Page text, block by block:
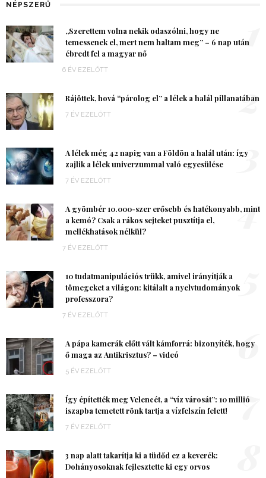
NÉPSZERŰ
„Szerettem volna nekik odaszólni, hogy ne
temessenek el, mert nem haltam meg” – 6 nap után
ébredt fel a magyar nő
6 ÉV EZELŐTT
1
Rájöttek, hová “párolog el” a lélek a halál pillanatában
7 ÉV EZELŐTT 2
A lélek még 42 napig van a Földön a halál után: így
zajlik a lélek univerzummal való egyesülése
7 ÉV EZELŐTT
3
A gyömbér 10.000-szer erősebb és hatékonyabb, mint
a kemó? Csak a rákos sejteket pusztítja el,
mellékhatások nélkül?
7 ÉV EZELŐTT
4
10 tudatmanipulációs trükk, amivel irányítják a
tömegeket a világon: kitálalt a nyelvtudományok
professzora?
7 ÉV EZELŐTT
A pápa kamerák előtt vált kámforrá: bizonyíték, hogy
ő maga az Antikrisztus? – videó
5 ÉV EZELŐTT
6
Így építették meg Velencét, a “víz városát”: 10 millió
iszapba temetett rönk tartja a vízfelszín felett!
7 ÉV EZELŐTT
7
3 nap alatt takarítja ki a tüdőd ez a keverék:
Dohányosoknak fejlesztette ki egy orvos